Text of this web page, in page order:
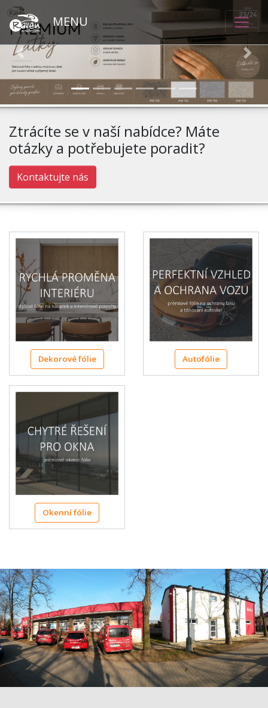
MENU
Previous Next
Ztrácíte se v naší nabídce? Máte
otázky a potřebujete poradit?
Kontaktujte nás
Dekorové fólie Autofólie
Okenní fólie